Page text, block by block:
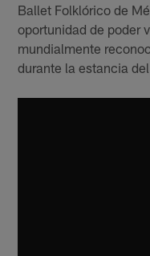
Ballet Folklórico de
oportunidad de poder
mundialmente
durante la estancia